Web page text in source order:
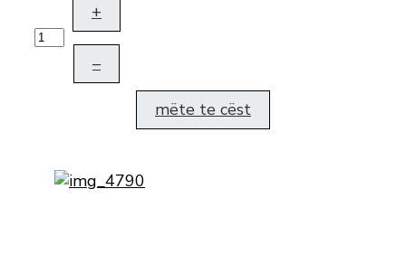
+
–
mëte te cëst